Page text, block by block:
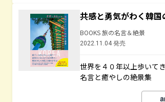
共感と勇気がわく韓
BOOKS 旅の名言＆絶景
2022.11.04 発売
世界を４０年以上歩いて
名言と癒やしの絶景集